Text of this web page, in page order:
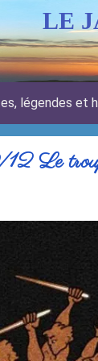
LE
légendes et
Le